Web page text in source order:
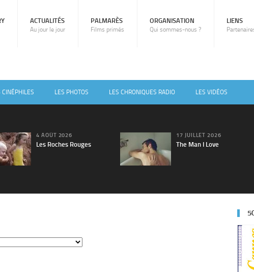
ACTUALITÉS
Au jour le jour
PALMARÈS
Films primés
ORGANISATION
Qui sommes-nous ?
LIENS
CINÉPHILES LES PHOTOS LES CHRONIQUES RADIO LES VIDÉOS
4 AOÛT 2026
Les Roches Rouges
17 JUILLET 2026
The Man I Love